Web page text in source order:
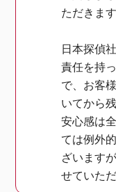
ただきます
日本探偵
責任を持
で、お客
いてから
安心感は
ては例外
ざいます
せていただ